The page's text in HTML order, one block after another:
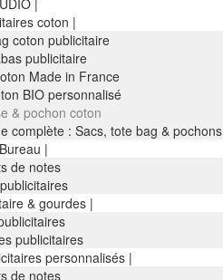
|
coton |
coton publicitaire
publicitaire
Made in France
BIO personnalisé
& pochon coton
complète : Sacs, tote bag & pochons
|
de notes
& gourdes |
publicitaires
personnalisés |
de notes